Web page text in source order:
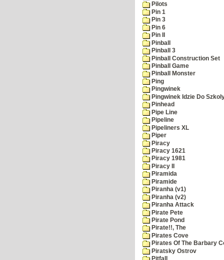
Pilots
Pin 1
Pin 3
Pin 6
Pin II
Pinball
Pinball 3
Pinball Construction Set
Pinball Game
Pinball Monster
Ping
Pingwinek
Pingwinek Idzie Do
Pinhead
Pipe Line
Pipeline
Pipeliners XL
Piper
Piracy
Piracy 1621
Piracy 1981
Piracy II
Piramida
Piramide
Piranha (v1)
Piranha (v2)
Piranha Attack
Pirate Pete
Pirate Pond
Pirate!!, The
Pirates Cove
Pirates Of The Barbary
Piratsky Ostrov
Pitfall